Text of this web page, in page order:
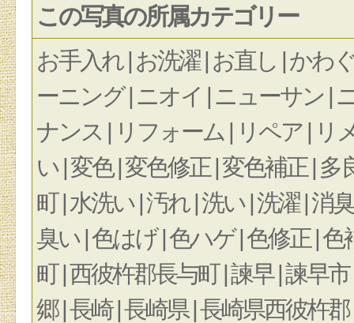
この写真の所属カテゴリー
お手入れ | お洗濯 | お直し | かわ
ーニング | ニオイ | ニューサン |
ナンス | リフォーム | リペア | リ
い | 変色 | 変色修正 | 変色補正 | 多
町 | 水洗い | 汚れ | 洗い | 洗濯 | 消
臭い | 色はげ | 色ハゲ | 色修正 |
町 | 西彼杵郡長与町 | 諫早 | 諫早
郷 | 長崎 | 長崎県 | 長崎県西彼杵